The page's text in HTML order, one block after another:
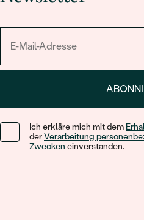
Ich erkläre mich mit dem
derVerarbeitung
Zwecken einverstanden.